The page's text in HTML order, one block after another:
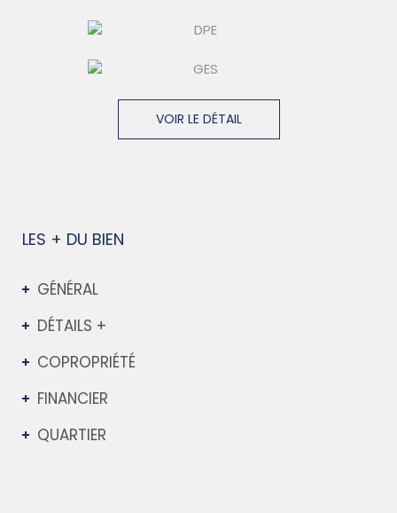
VOIR LE DÉTAIL
LES + DU BIEN
GÉNÉRAL
DÉTAILS +
COPROPRIÉTÉ
FINANCIER
QUARTIER